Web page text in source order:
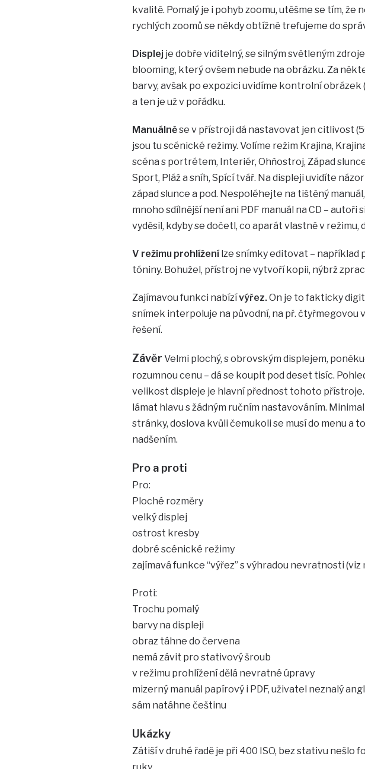
kvalitě. Pomalý je i pohyb zoomu, utěšme se tím, že
rychlých zoomů se někdy obtížně trefujeme do
Displejje dobře viditelný, se silným světleným
blooming, který ovšem nebude na obrázku. Za
barvy, avšak po expozici uvidíme kontrolní
a ten je už v pořádku.
Manuálněse v přístroji dá nastavovat jen citlivost
jsou tu scénické režimy. Volíme režim Krajina,
scéna s portrétem, Interiér, Ohňostroj, Západ
Sport, Pláž a sníh, Spící tvář. Na displeji uvidíte
západ slunce a pod. Nespoléhejte na tištěný
mnoho sdílnější není ani PDF manuál na CD – autoři
vyděsil, kdyby se dočetl, co aparát vlastně v režimu,
V režimu prohlíženílze snímky editovat – například
tóniny. Bohužel, přístroj ne vytvoří kopii, nýbrž
Zajímavou funkci nabízívýřez. On je to fakticky
snímek interpoluje na původní, na př. čtyřmegovou
řešení.
Závěr Velmi plochý, s obrovským displejem,
rozumnou cenu – dá se koupit pod deset tisíc.
velikost displeje je hlavní přednost tohoto
lámat hlavu s žádným ručním nastavováním.
stránky, doslova kvůli čemukoli se musí do menu a
nadšením.
Pro a proti
Pro:
Ploché rozměry
velký displej
ostrost kresby
dobré scénické režimy
zajímavá funkce “výřez” s výhradou nevratnosti (viz
Proti:
Trochu pomalý
barvy na displeji
obraz táhne do červena
nemá závit pro stativový šroub
v režimu prohlížení dělá nevratné úpravy
mizerný manuál papírový i PDF, uživatel neznalý
sám natáhne češtinu
Ukázky
Zátiší v druhé řadě je při 400 ISO, bez stativu nešlo